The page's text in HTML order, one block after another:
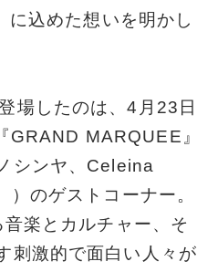
に込めた想いを明かし
場したのは、4月23日
GRAND MARQUEE
シンヤ、Celeina
のゲストコーナー。
楽とカルチャー、そ
刺激的で面白い人々が